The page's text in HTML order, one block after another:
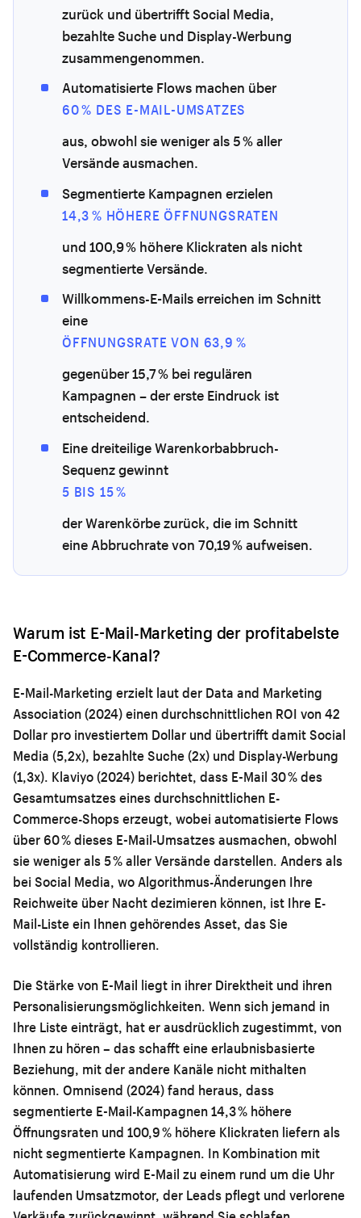
zurück und übertrifft Social Media,
bezahlte Suche und Display-Werbung
zusammengenommen.
Automatisierte Flows machen über
60 % DES E-MAIL-UMSATZES
aus, obwohl sie weniger als 5 % aller
Versände ausmachen.
Segmentierte Kampagnen erzielen
14,3 % HÖHERE ÖFFNUNGSRATEN
und 100,9 % höhere Klickraten als nicht
segmentierte Versände.
Willkommens-E-Mails erreichen im Schnitt
eine
ÖFFNUNGSRATE VON 63,9 %
gegenüber 15,7 % bei regulären
Kampagnen – der erste Eindruck ist
entscheidend.
Eine dreiteilige Warenkorbabbruch-
Sequenz gewinnt
5 BIS 15 %
der Warenkörbe zurück, die im Schnitt
eine Abbruchrate von 70,19 % aufweisen.
Warum ist E-Mail-Marketing der profitabelste
E-Commerce-Kanal?
E-Mail-Marketing erzielt laut der Data and Marketing
Association (2024) einen durchschnittlichen ROI von 42
Dollar pro investiertem Dollar und übertrifft damit Social
Media (5,2x), bezahlte Suche (2x) und Display-Werbung
(1,3x). Klaviyo (2024) berichtet, dass E-Mail 30 % des
Gesamtumsatzes eines durchschnittlichen E-
Commerce-Shops erzeugt, wobei automatisierte Flows
über 60 % dieses E-Mail-Umsatzes ausmachen, obwohl
sie weniger als 5 % aller Versände darstellen. Anders als
bei Social Media, wo Algorithmus-Änderungen Ihre
Reichweite über Nacht dezimieren können, ist Ihre E-
Mail-Liste ein Ihnen gehörendes Asset, das Sie
vollständig kontrollieren.
Die Stärke von E-Mail liegt in ihrer Direktheit und ihren
Personalisierungsmöglichkeiten. Wenn sich jemand in
Ihre Liste einträgt, hat er ausdrücklich zugestimmt, von
Ihnen zu hören – das schafft eine erlaubnisbasierte
Beziehung, mit der andere Kanäle nicht mithalten
können. Omnisend (2024) fand heraus, dass
segmentierte E-Mail-Kampagnen 14,3 % höhere
Öffnungsraten und 100,9 % höhere Klickraten liefern als
nicht segmentierte Kampagnen. In Kombination mit
Automatisierung wird E-Mail zu einem rund um die Uhr
laufenden Umsatzmotor, der Leads pflegt und verlorene